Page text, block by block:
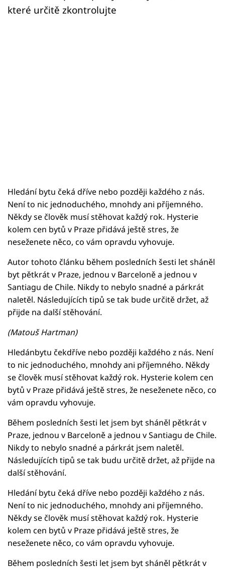
které určitě zkontrolujte
Hledání bytu čeká dříve nebo později každého z nás.
Není to nic jednoduchého, mnohdy ani příjemného.
Někdy se člověk musí stěhovat každý rok. Hysterie
kolem cen bytů v Praze přidává ještě stres, že
neseženete něco, co vám opravdu vyhovuje.
Autor tohoto článku během posledních šesti let sháněl
byt pětkrát v Praze, jednou v Barceloně a jednou v
Santiagu de Chile. Nikdy to nebylo snadné a párkrát
naletěl. Následujících tipů se tak bude určitě držet, až
přijde na další stěhování.
(Matouš Hartman)
Hledánbytu čekdříve nebo později každého z nás. Není
to nic jednoduchého, mnohdy ani příjemného. Někdy
se člověk musí stěhovat každý rok. Hysterie kolem cen
bytů v Praze přidává ještě stres, že neseženete něco, co
vám opravdu vyhovuje.
Během posledních šesti let jsem byt sháněl pětkrát v
Praze, jednou v Barceloně a jednou v Santiagu de Chile.
Nikdy to nebylo snadné a párkrát jsem naletěl.
Následujících tipů se tak budu určitě držet, až přijde na
další stěhování.
Hledání bytu čeká dříve nebo později každého z nás.
Není to nic jednoduchého, mnohdy ani příjemného.
Někdy se člověk musí stěhovat každý rok. Hysterie
kolem cen bytů v Praze přidává ještě stres, že
neseženete něco, co vám opravdu vyhovuje.
Během posledních šesti let jsem byt sháněl pětkrát v